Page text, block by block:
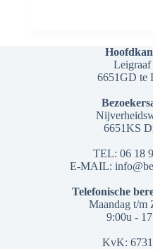
Leigraaf
6651GD te
6651KS
TEL: 06 18
E-MAIL:
Telefonische
Maandag t/m
9:00u -
KvK: